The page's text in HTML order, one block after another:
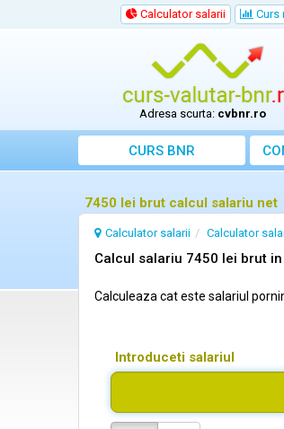
Calculator salarii Curs
Adresa scurta: cvbnr.ro
CURS BNR
7450 lei brut calcul salariu net
Calculator salarii Calculator
Calcul salariu 7450 lei brut
Calculeaza cat este salariul
Introduceti salariul